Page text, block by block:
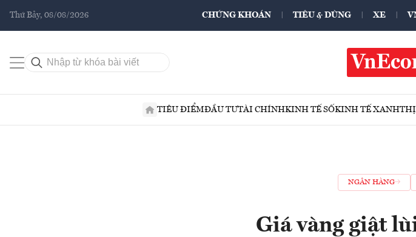
Thứ Bảy, 08/08/2026 CHỨNG KHOÁN TIÊU & DÙNG XE
TIÊU ĐIỂMĐẦU TƯTÀI CHÍNHKINH TẾ SỐKINH TẾ XANHTHỊ
NGÂN HÀNG
Giá vàng giật